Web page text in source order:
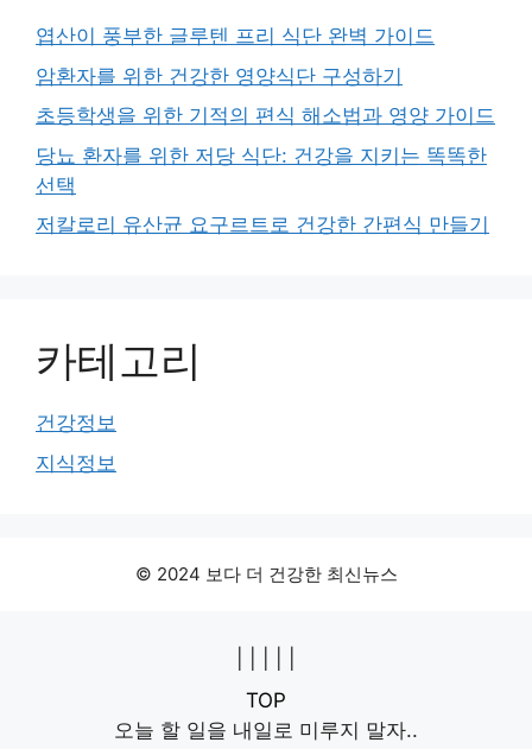
엽산이 풍부한 글루텐 프리 식단 완벽 가이드
암환자를 위한 건강한 영양식단 구성하기
초등학생을 위한 기적의 편식 해소법과 영양 가이드
당뇨 환자를 위한 저당 식단: 건강을 지키는 똑똑한
선택
저칼로리 유산균 요구르트로 건강한 간편식 만들기
카테고리
건강정보
지식정보
© 2024 보다 더 건강한 최신뉴스
TOP
오늘 할 일을 내일로 미루지 말자..